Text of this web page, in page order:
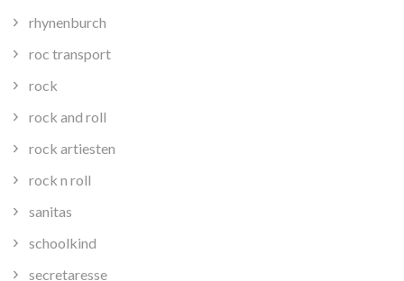
rhynenburch
roc transport
rock
rock and roll
rock artiesten
rock n roll
sanitas
schoolkind
secretaresse